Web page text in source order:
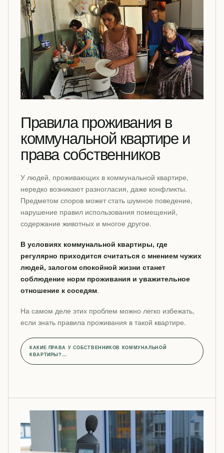
Правила проживания в
коммунальной квартире и
права собственников
У людей, проживающих в коммунальной квартире,
нередко возникают разногласия, даже конфликты.
Предметом споров может стать шумное поведение,
нарушение правил использования помещений,
содержание животных и многое другое.
В условиях коммунальной квартиры, где
регулярно приходится считаться с мнением чужих
людей, залогом спокойной жизни станет
соблюдение норм проживания и уважительное
отношение к соседям.
На самом деле этих проблем можно легко избежать,
если знать правила проживания в такой квартире.
КАКИЕ ПРАВА У СОБСТВЕННИКОВ КОММУНАЛЬНОЙ
КВАРТИРЫ?…